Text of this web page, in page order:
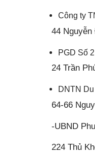
Công ty
44
PGD Số
24 Trần
DNTN
64-66
-UBND
224 Thủ